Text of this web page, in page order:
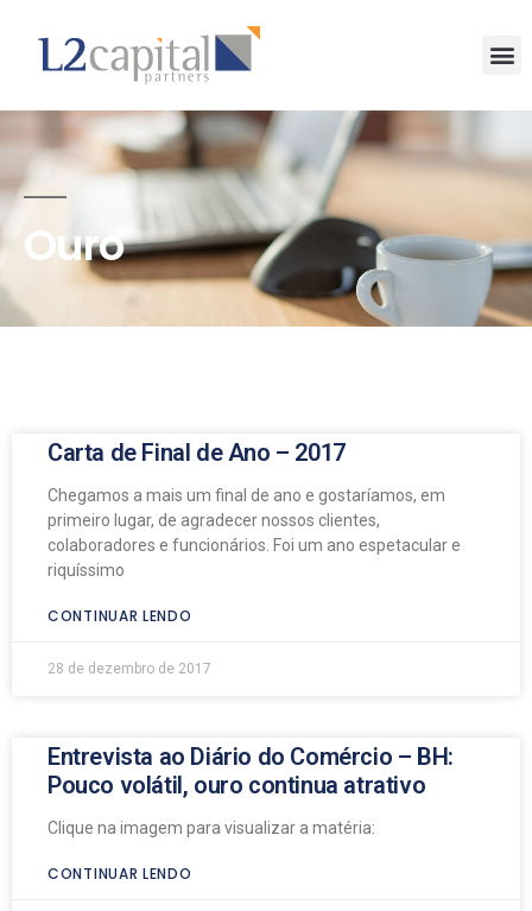
Ouro
Carta de Final de Ano – 2017
Chegamos a mais um final de ano e gostaríamos, em
primeiro lugar, de agradecer nossos clientes,
colaboradores e funcionários. Foi um ano espetacular e
riquíssimo
CONTINUAR LENDO
28 de dezembro de 2017
Entrevista ao Diário do Comércio – BH:
Pouco volátil, ouro continua atrativo
Clique na imagem para visualizar a matéria:
CONTINUAR LENDO